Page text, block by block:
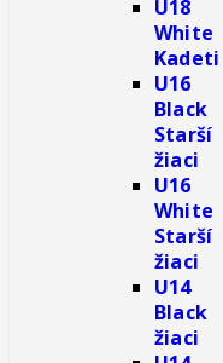
U18
White
Kadeti
U16
Black
Starší
žiaci
U16
White
Starší
žiaci
U14
Black
žiaci